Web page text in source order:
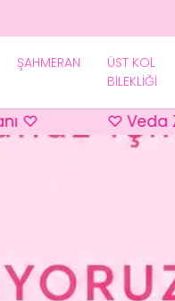
ŞAHMERAN
ÜST KOL
BİLEKLİĞİ
♡ Veda